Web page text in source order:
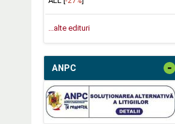
...alte edituri
ANPC -